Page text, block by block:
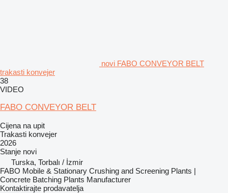
novi FABO CONVEYOR BELT
trakasti konvejer
38
VIDEO
FABO CONVEYOR BELT
Cijena na upit
Trakasti konvejer
2026
Stanje novi
Turska, Torbalı / İzmir
FABO Mobile & Stationary Crushing and Screening Plants |
Concrete Batching Plants Manufacturer
Kontaktirajte prodavatelja